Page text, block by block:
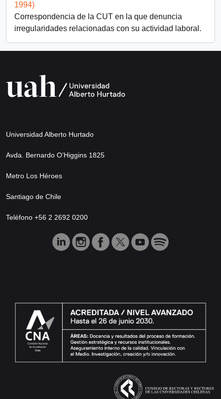
1994)
Correspondencia de la CUT en la que denuncia
irregularidades relacionadas con su actividad laboral.
Universidad Alberto Hurtado
Avda. Bernardo O’Higgins 1825
Metro Los Héroes
Santiago de Chile
Teléfono +56 2 2692 0200